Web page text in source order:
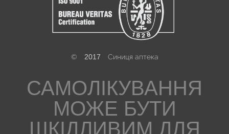
© 2017 Синиця аптека
САМОЛІКУВАННЯ
МОЖЕ БУТИ
ШКІДЛИВИМ ДЛЯ